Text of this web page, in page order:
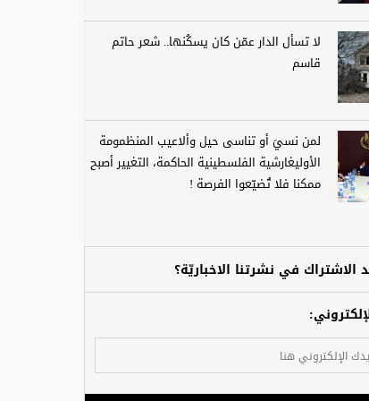
لا تسأل الدار عمّن كان يسكُنها.. شعر حاتم
قاسم
لمن نسيَ أو تناسى حيل وألاعيب المنظمومة
الأوليغارشية الفلسطينية الحاكمة، التغيير أصبح
ممكنا فلا تُضيّعوا الفرصة !
الاشتراك في نشرتنا الاخباريّة؟